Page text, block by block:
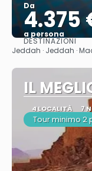
Da
4.375
a persona
DESTINAZIONI
Jeddah · Jeddah ·
IL
4 LOCALITÀ 7
Tour minimo 2